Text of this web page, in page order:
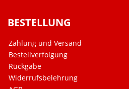
BESTELLUNG
Zahlung und Versand
Bestellverfolgung
Rückgabe
Widerrufsbelehrung